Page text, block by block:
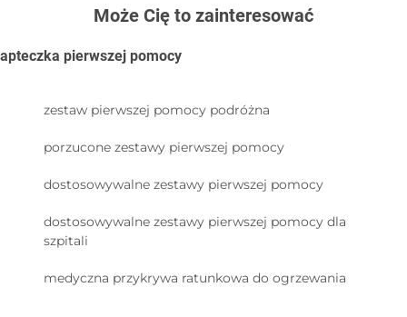
Może Cię to zainteresować
apteczka pierwszej pomocy
zestaw pierwszej pomocy podróżna
porzucone zestawy pierwszej pomocy
dostosowywalne zestawy pierwszej pomocy
dostosowywalne zestawy pierwszej pomocy dla
szpitali
medyczna przykrywa ratunkowa do ogrzewania